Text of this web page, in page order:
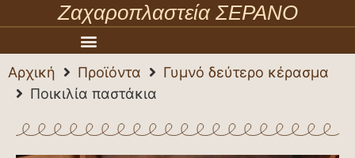
Ζαχαροπλαστεία ΣΕΡΑΝΟ
Αρχική Προϊόντα
Γυμνό δεύτερο κέρασμα
Ποικιλία παστάκια